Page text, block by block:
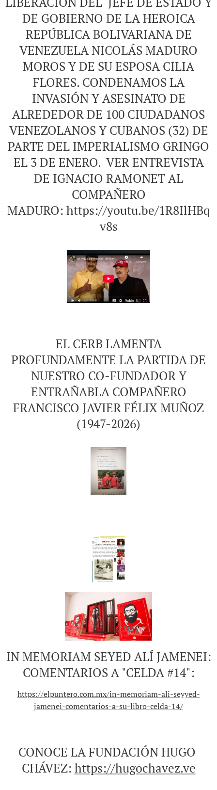
DE GOBIERNO DE LA HEROICA
REPÚBLICA BOLIVARIANA DE
VENEZUELA NICOLÁS MADURO
MOROS Y DE SU ESPOSA CILIA
FLORES. CONDENAMOS LA
INVASIÓN Y ASESINATO DE
ALREDEDOR DE 100 CIUDADANOS
VENEZOLANOS Y CUBANOS (32) DE
PARTE DEL IMPERIALISMO GRINGO
EL 3 DE ENERO. VER ENTREVISTA
DE IGNACIO RAMONET AL
COMPAÑERO
MADURO: https://youtu.be/1R8IlHBq
v8s
EL CERB LAMENTA
PROFUNDAMENTE LA PARTIDA DE
NUESTRO CO-FUNDADOR Y
ENTRAÑABLA COMPAÑERO
FRANCISCO JAVIER FÉLIX MUÑOZ
(1947-2026)
IN MEMORIAM SEYED ALÍ JAMENEI:
COMENTARIOS A "CELDA #14":
https://elpuntero.com.mx/in-memoriam-ali-seyyed-
jamenei-comentarios-a-su-libro-celda-14/
CONOCE LA FUNDACIÓN HUGO
CHÁVEZ: https://hugochavez.ve